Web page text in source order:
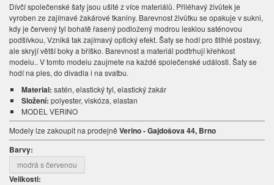
Dívčí společenské šaty jsou ušité z více materiálů. Přiléhavý živůtek je
vyroben ze zajímavé žakárové tkaniny. Barevnost živůtku se opakuje v sukni,
kdy je červený tyl bohatě řasený podložený modrou lesklou saténovou
podšívkou, Vzniká tak zajímavý optický efekt. Šaty se hodí pro štíhlé postavy,
ale skryjí větší boky a bříško. Barevnost a materiál podtrhují křehkost
modelu.. V tomto modelu zaujmete na každé společenské události. Šaty se
hodí na ples, do divadla i na svatbu.
Material: satén, elastický tyl, elastický žakár
Složení: polyester, viskóza, elastan
MODEL VERINO
Modely lze zakoupit na prodejně Verino - Gajdošova 44, Brno
Barvy:
modrá s červenou
Velikosti: